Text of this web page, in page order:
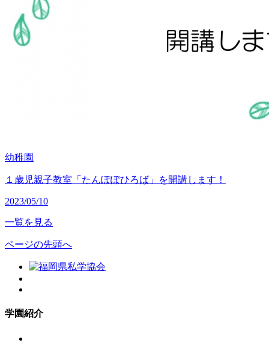
幼稚園
１歳児親子教室「たんぽぽひろば」を開講します！
2023/05/10
一覧を見る
ページの先頭へ
学園紹介